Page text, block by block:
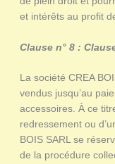
et intérêts au profit
Clause n° 8 :
La société CREA
vendus jusqu’au
accessoires. À ce
redressement ou
BOIS SARL se
de la procédure